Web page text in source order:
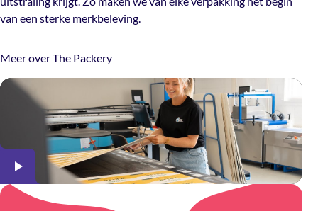
van een sterke merkbeleving.
Meer over The Packery